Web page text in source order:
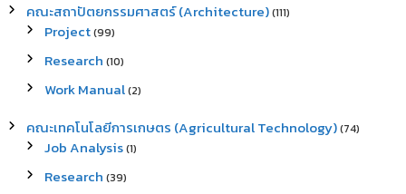
คณะสถาปัตยกรรมศาสตร์ (Architecture)(111)
Project(99)
Research (10)
Work Manual(2)
คณะเทคโนโลยีการเกษตร (Agricultural Technology)(74)
Job Analysis(1)
Research (39)